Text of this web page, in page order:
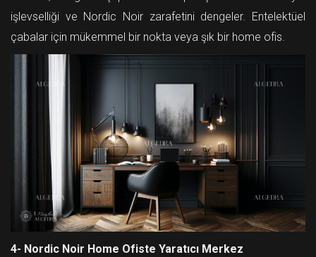
işlevselliği ve Nordic Noir zarafetini dengeler. Entelektüel
çabalar için mükemmel bir nokta veya şık bir home ofis.
4- Nordic Noir Home Ofiste Yaratıcı Merkez